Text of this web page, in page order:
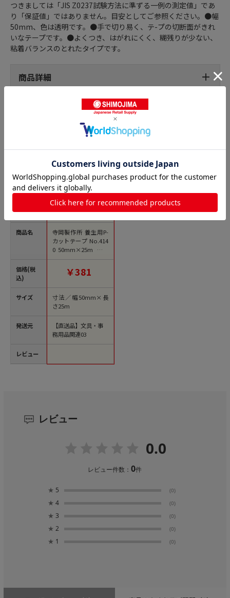
つきましては「JIS Z0237試験方法に準ずる一例の測定値」であ
り「保証値」ではありません。目安としてご参照ください。●幅
50mm、色は透明です。●手で切り易く、テ-プの切断面がきれ
いなテープです。●よくつき、はがれにくく、糊残りが少ない、
粘着バランスのとれたタイプです。
商品詳細
養生テープの人気商品との比較
商品名
価格(税
込)
サイズ
発送元
レビュー
寺岡製作所 養生用P-
カットテープ No.414
0 50mm×25m 透明
No.4140トウメイ 1巻
【直送品】￥381
寸法／幅50mm×長
さ25m
【直送品】文具・事
務用品関連03
レビュー
0.0
レビュー件数：0件
★ 5 (0)
★ 4 (0)
★ 3 (0)
★ 2 (0)
★ 1 (0)